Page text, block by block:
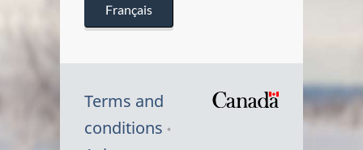
Français
Terms and
conditions
Symbole